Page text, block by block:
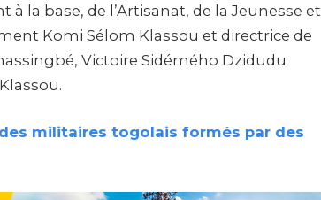
la base, de l’Artisanat, de la Jeunesse et
Komi Sélom Klassou et directrice de
Victoire Sidémého Dzidudu
militaires togolais formés par des